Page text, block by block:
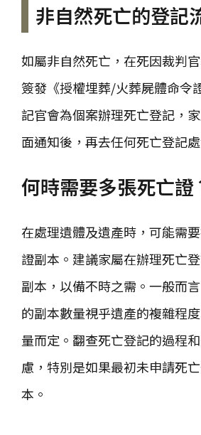
非自然死亡的登記
如屬非自然死亡，在死因裁判
簽發《授權埋葬/火葬屍體命令
記官會為個案辦理死亡登記，
面通知後，再去任何死亡登記
何時需要多張死亡證
在處理遺體及遺產時，可能需
證副本。建議家屬在辦理死亡
副本，以備不時之需。一般而
的副本數量視乎遺產的複雜程
量而定。翻查死亡登記的過程
慮，特別是如果最初未申請死
本。